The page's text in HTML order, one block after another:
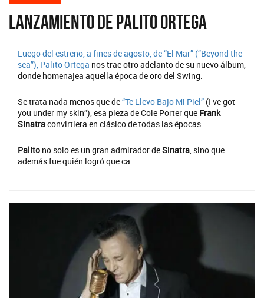
Lanzamiento de Palito Ortega
Luego del estreno, a fines de agosto, de “El Mar” (“Beyond the
sea”), Palito Ortega nos trae otro adelanto de su nuevo álbum,
donde homenajea aquella época de oro del Swing.
Se trata nada menos que de“Te Llevo Bajo Mi Piel” (I ve got
you under my skin”), esa pieza de Cole Porter que Frank
Sinatraconvirtiera en clásico de todas las épocas.
Palito no solo es un gran admirador deSinatra, sino que
además fue quién logró que ca...